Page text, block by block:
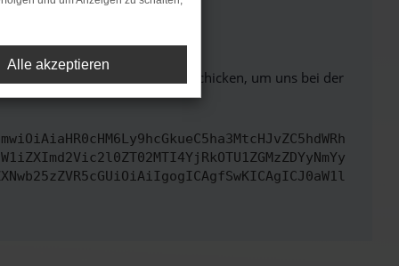
unterstützt werden.
Du kannst uns diesen Text schicken, um uns bei der
Alle akzeptieren